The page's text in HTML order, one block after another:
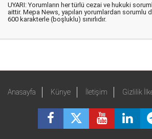
UYARI: Yorumların her türlü cezai ve hukuki
aittir. Mepa News, yapılan yorumlardan sorumlu
600 karakterle (boşluklu) sınırlıdır.
Anasayfa Künye İletişim Gizlilik